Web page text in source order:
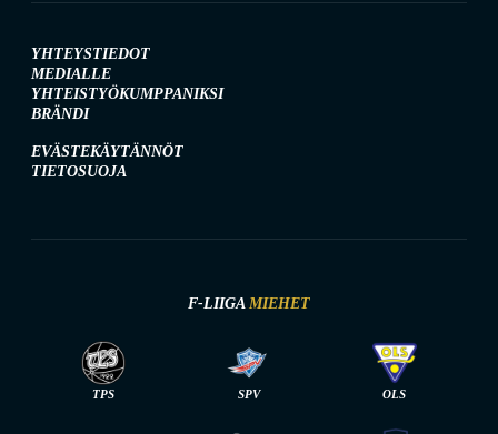
YHTEYSTIEDOT
MEDIALLE
YHTEISTYÖKUMPPANIKSI
BRÄNDI
EVÄSTEKÄYTÄNNÖT
TIETOSUOJA
F-LIIGA MIEHET
TPS SPV OLS